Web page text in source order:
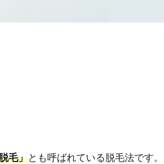
毛」とも呼ばれている脱毛法です。